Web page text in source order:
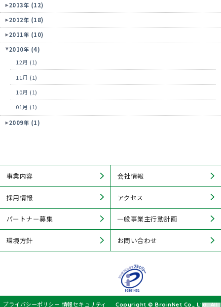
2013年 (12)
2012年 (18)
2011年 (10)
2010年 (4)
12月 (1)
11月 (1)
10月 (1)
01月 (1)
2009年 (1)
事業内容 会社情報
採用情報 アクセス
パートナー募集 一般事業主行動計画
環境方針 お問い合わせ
プライバシーポリシー 情報セキュリティ Copyright © BrainNet Co., Ltd. All